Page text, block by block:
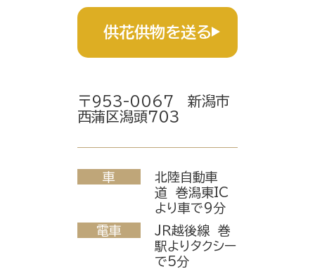
供花供物を送る
〒953-0067 新潟市
西蒲区潟頭７０３
車
北陸自動車
道 巻潟東IC
より車で9分
電車
ＪＲ越後線 巻
駅よりタクシー
で5分